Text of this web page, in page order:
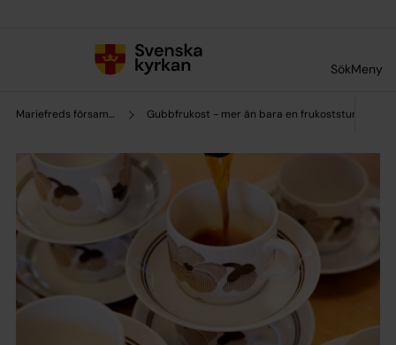
SökMeny
Mariefreds församling Gubbfrukost - mer än bara en frukoststund